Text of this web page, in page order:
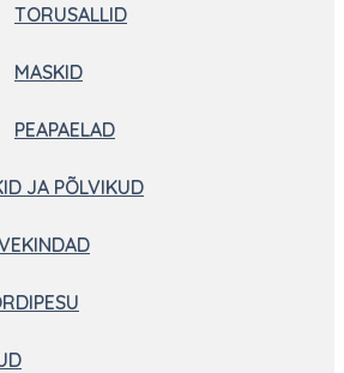
TORUSALLID
MASKID
PEAPAELAD
JA PÕLVIKUD